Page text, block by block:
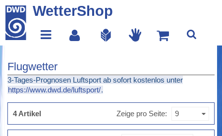
WetterShop
Flugwetter
3-Tages-Prognosen Luftsport ab sofort kostenlos unter
https://www.dwd.de/luftsport/.
4 Artikel Zeige pro Seite